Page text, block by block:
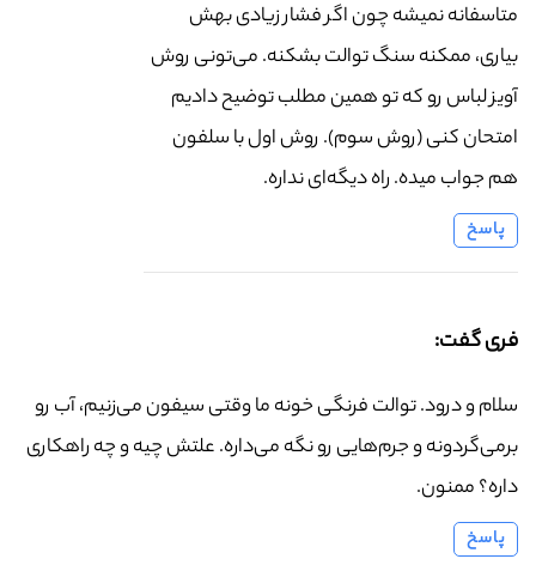
متاسفانه نمیشه چون اگر فشار زیادی بهش
بیاری، ممکنه سنگ توالت بشکنه. می‌تونی روش
آویز لباس رو که تو همین مطلب توضیح دادیم
امتحان کنی (روش سوم). روش اول با سلفون
هم جواب میده. راه دیگه‌ای نداره.
پاسخ
فری گفت:
سلام و درود. توالت فرنگی خونه ما وقتی سیفون می‌زنیم، آب رو
برمی‌گردونه و جرم‌هایی رو نگه می‌داره. علتش چیه و چه راهکاری
داره؟ ممنون.
پاسخ